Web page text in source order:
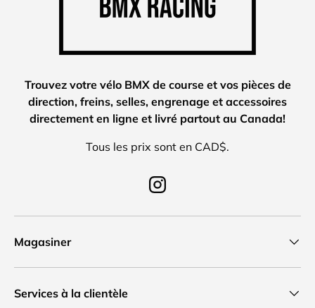
Trouvez votre vélo BMX de course et vos pièces de
direction, freins, selles, engrenage et accessoires
directement en ligne et livré partout au Canada!
Tous les prix sont en CAD$.
Instagram
Magasiner
Services à la clientèle